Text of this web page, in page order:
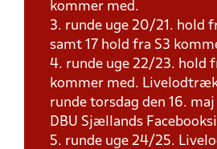
kommer med.
3. runde uge 20/21. hold
samt 17 hold fra S3
4. runde uge 22/23. hold
kommer med.
runde torsdag den 16.
DBU Sjællands
5. runde uge 24/25.